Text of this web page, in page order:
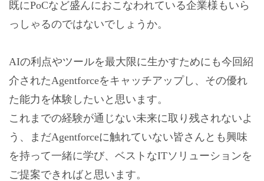
既にPoCなど盛んにおこなわれている企業様もいら
っしゃるのではないでしょうか。
AIの利点やツールを最大限に生かすためにも今回紹
介されたAgentforceをキャッチアップし、その優れ
た能力を体験したいと思います。
これまでの経験が通じない未来に取り残されないよ
う、まだAgentforceに触れていない皆さんとも興味
を持って一緒に学び、ベストなITソリューションを
ご提案できればと思います。